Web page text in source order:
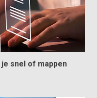
snel of mappen